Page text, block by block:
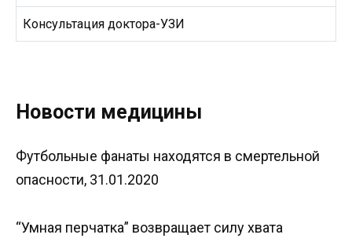
Консультация доктора-УЗИ
Новости медицины
Футбольные фанаты находятся в смертельной
опасности, 31.01.2020
“Умная перчатка” возвращает силу хвата